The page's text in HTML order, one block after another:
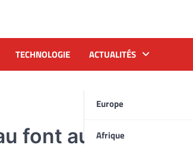
TECHNOLOGIE ACTUALITÉS
Europe
Afrique
font au moins neuf